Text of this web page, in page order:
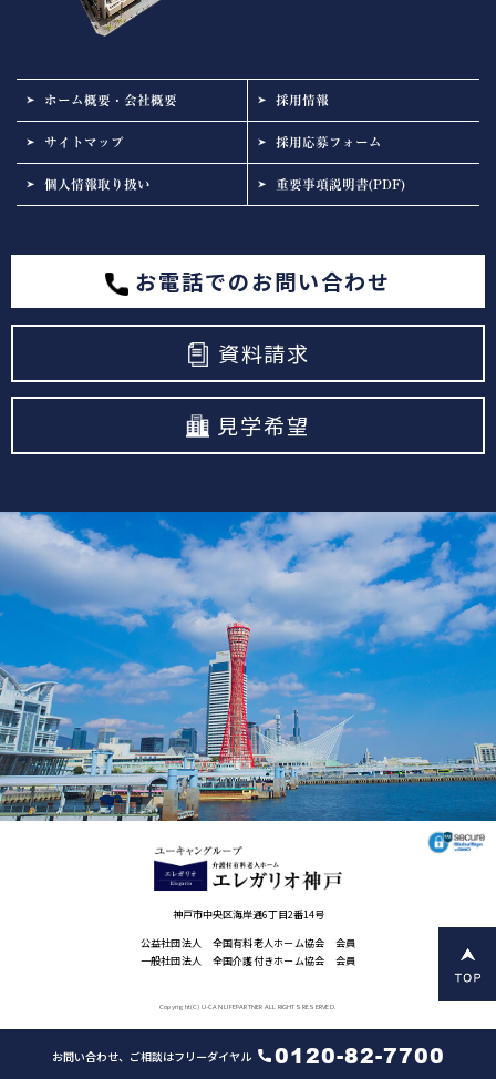
ホーム概要・会社概要 採用情報
サイトマップ 採用応募フォーム
個人情報取り扱い 重要事項説明書(PDF)
お電話でのお問い合わせ
資料請求
見学希望
神戸市中央区海岸通6丁目2番14号
お問い合わせ、ご相談はフリーダイヤル 0120-82-7700
公益社団法人 全国有料老人ホーム協会 会員
一般社団法人 全国介護付きホーム協会 会員
Copyright(C) U-CAN LIFEPARTNER ALL RIGHTS RESERVED.